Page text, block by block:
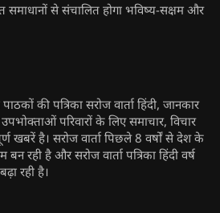
समाधानों से संचालित होगा भविष्य-सक्षम और
की पत्रिका सरोज वार्ता हिंदी, जानकार
परिवारों के लिए समाचार, विचार
खबरें है। सरोज वार्ता पिछले 8 वर्षों से देश के
बन रही है और सरोज वार्ता पत्रिका हिंदी वर्ष
रही है।